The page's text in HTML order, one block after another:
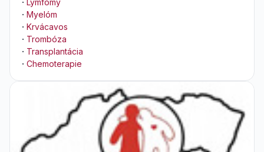
· Lymfómy
· Myelóm
· Krvácavos
· Trombóza
· Transplantácia
· Chemoterapie